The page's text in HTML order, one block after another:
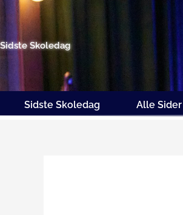
indholdet
Sidste Skoledag
Sidste Skoledag Alle Sider